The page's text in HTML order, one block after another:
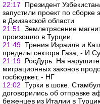
22:17
Президент
запустили проект по сборке
в Джизакской области
21:51
Землетрясение
произошло в Турции
21:49 Трения Израиля и
пределы сектора Газа, -
21:19 РосДурь. На
миграционных законов
госбюджет, - НГ
12:02 Турки в шоке.
договорились об отправке
беженцев из Италии в